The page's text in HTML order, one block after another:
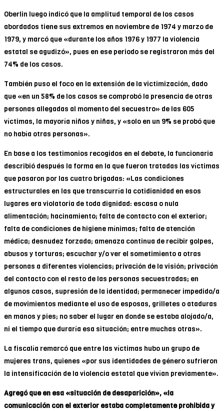
Oberlin luego indicó que la amplitud temporal de los casos
abordados tiene sus extremos en noviembre de 1974 y marzo de
1979, y marcó que «durante los años 1976 y 1977 la violencia
estatal se agudizó», pues en ese periodo se registraron más del
74% de los casos.
También puso el foco en la extensión de la victimización, dado
que «en un 58% de los casos se comprobó la presencia de otras
personas allegadas al momento del secuestro» de las 605
víctimas, la mayoría niños y niñas, y «solo en un 9% se probó que
no había otras personas».
En base a los testimonios recogidos en el debate, la funcionaria
describió después la forma en la que fueron tratadas las víctimas
que pasaron por las cuatro brigadas: «Las condiciones
estructurales en las que transcurría la cotidianidad en esos
lugares era violatoria de toda dignidad: escasa o nula
alimentación; hacinamiento; falta de contacto con el exterior;
falta de condiciones de higiene mínimas; falta de atención
médica; desnudez forzada; amenaza continua de recibir golpes,
abusos y torturas; escuchar y/o ver el sometimiento a otras
personas a diferentes violencias; privación de la visión; privación
del contacto con el resto de las personas secuestradas; en
algunos casos, supresión de la identidad; permanecer impedido/a
de movimientos mediante el uso de esposas, grilletes o ataduras
en manos y pies; no saber el lugar en donde se estaba alojado/a,
ni el tiempo que duraría esa situación; entre muchas otras».
La fiscalía remarcó que entre las víctimas hubo un grupo de
mujeres trans, quienes «por sus identidades de género sufrieron
la intensificación de la violencia estatal que vivían previamente».
Agregó que en esa «situación de desaparición», «la
comunicación con el exterior estaba completamente prohibida y